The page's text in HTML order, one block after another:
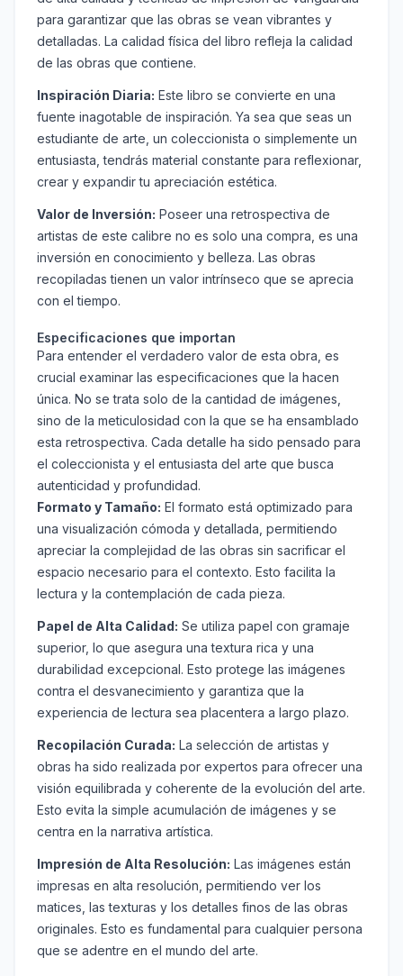
para garantizar que las obras se vean vibrantes y
detalladas. La calidad física del libro refleja la calidad
de las obras que contiene.
Inspiración Diaria: Este libro se convierte en una
fuente inagotable de inspiración. Ya sea que seas un
estudiante de arte, un coleccionista o simplemente un
entusiasta, tendrás material constante para reflexionar,
crear y expandir tu apreciación estética.
Valor de Inversión: Poseer una retrospectiva de
artistas de este calibre no es solo una compra, es una
inversión en conocimiento y belleza. Las obras
recopiladas tienen un valor intrínseco que se aprecia
con el tiempo.
Especificaciones que importan
Para entender el verdadero valor de esta obra, es
crucial examinar las especificaciones que la hacen
única. No se trata solo de la cantidad de imágenes,
sino de la meticulosidad con la que se ha ensamblado
esta retrospectiva. Cada detalle ha sido pensado para
el coleccionista y el entusiasta del arte que busca
autenticidad y profundidad.
Formato y Tamaño: El formato está optimizado para
una visualización cómoda y detallada, permitiendo
apreciar la complejidad de las obras sin sacrificar el
espacio necesario para el contexto. Esto facilita la
lectura y la contemplación de cada pieza.
Papel de Alta Calidad: Se utiliza papel con gramaje
superior, lo que asegura una textura rica y una
durabilidad excepcional. Esto protege las imágenes
contra el desvanecimiento y garantiza que la
experiencia de lectura sea placentera a largo plazo.
Recopilación Curada: La selección de artistas y
obras ha sido realizada por expertos para ofrecer una
visión equilibrada y coherente de la evolución del arte.
Esto evita la simple acumulación de imágenes y se
centra en la narrativa artística.
Impresión de Alta Resolución: Las imágenes están
impresas en alta resolución, permitiendo ver los
matices, las texturas y los detalles finos de las obras
originales. Esto es fundamental para cualquier persona
que se adentre en el mundo del arte.